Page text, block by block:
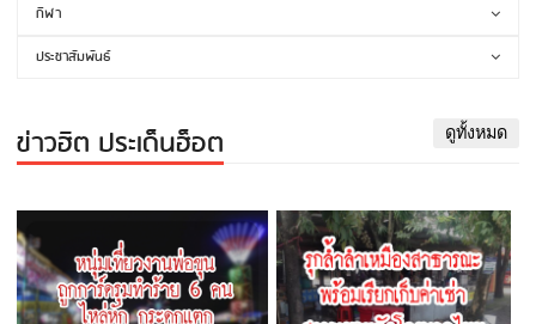
กีฬา
ประชาสัมพันธ์
ข่าวฮิต ประเด็นฮ็อต ดูทั้งหมด